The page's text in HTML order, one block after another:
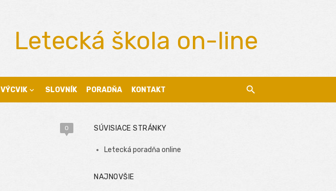
Letecká škola on-line
VÝCVIK SLOVNÍK PORADŇA KONTAKT
0 SÚVISIACE STRÁNKY
Letecká poradňa online
NAJNOVŠIE